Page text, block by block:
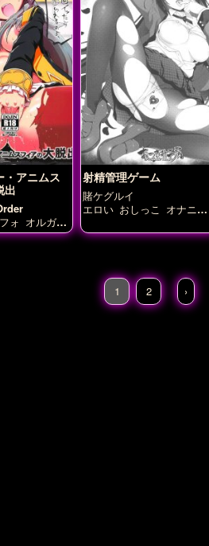
・アニムス
出
ォ オルガマ
フィア
射精管理ゲーム
賭ケグルイ
エロい おしっこ オナニー
かわいい トロ顔 ぶっかけ
むちむち ラブラブ 中出し
巨乳 早乙女芽亜里 汗だく
1 2 ›